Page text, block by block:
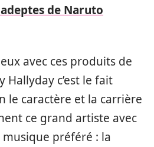
de Naruto
avec ces produits de
Hallyday c’est le fait
le caractère et la carrière
ce grand artiste avec
préféré : la